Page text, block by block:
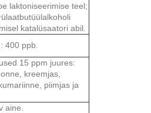
laktoniseerimise teel;
katalüsaatori abil.
400 ppb.
15 ppm juures:
kreemjas,
piimjas ja
aine.